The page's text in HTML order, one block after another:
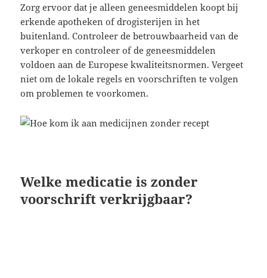
Zorg ervoor dat je alleen geneesmiddelen koopt bij
erkende apotheken of drogisterijen in het
buitenland. Controleer de betrouwbaarheid van de
verkoper en controleer of de geneesmiddelen
voldoen aan de Europese kwaliteitsnormen. Vergeet
niet om de lokale regels en voorschriften te volgen
om problemen te voorkomen.
Welke medicatie is zonder
voorschrift verkrijgbaar?